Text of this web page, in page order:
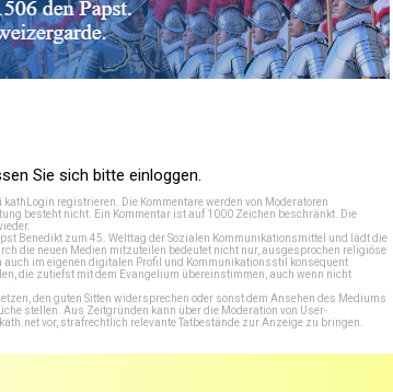
Sie sich bitte einloggen.
kathLogin registrieren . Die Kommentare werden von Moderatoren
besteht nicht. Ein Kommentar ist auf 1000 Zeichen beschränkt. Die
Benedikt zum 45. Welttag der Sozialen Kommunikationsmittel und lädt die
die neuen Medien mitzuteilen bedeutet nicht nur, ausgesprochen religiöse
auch im eigenen digitalen Profil und Kommunikationsstil konsequent
die zutiefst mit dem Evangelium übereinstimmen, auch wenn nicht
den guten Sitten widersprechen oder sonst dem Ansehen des Mediums
stellen. Aus Zeitgründen kann über die Moderation von User-
vor, strafrechtlich relevante Tatbestände zur Anzeige zu bringen.